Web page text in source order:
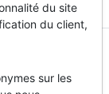
shopping_cart
du site
du client,
sur les